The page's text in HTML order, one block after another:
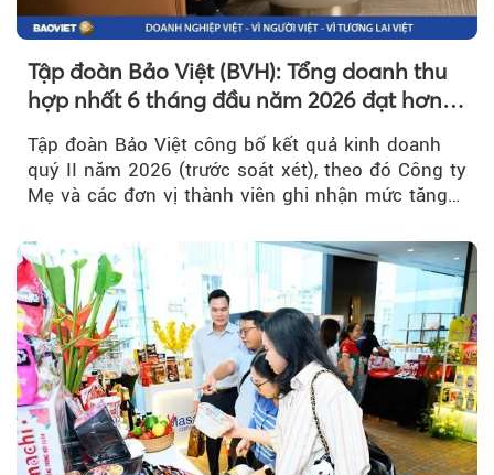
Tập đoàn Bảo Việt (BVH): Tổng doanh thu
hợp nhất 6 tháng đầu năm 2026 đạt hơn
Tập đoàn Bảo Việt công bố kết quả kinh doanh
quý II năm 2026 (trước soát xét), theo đó Công ty
Mẹ và các đơn vị thành viên ghi nhận mức tăng